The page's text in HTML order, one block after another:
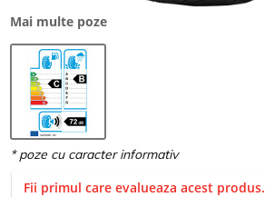
Mai multe poze
Fii primul care evalueaza acest produs.